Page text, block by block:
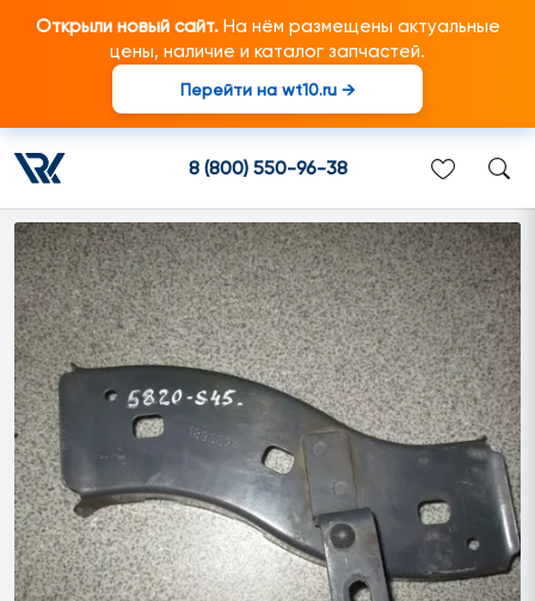
Открыли новый сайт.На нём размещены актуальные
цены, наличие и каталог запчастей.
Перейти на wt10.ru →
8 (800) 550-96-38
1895024 Направляющая
подходит для грузовиков
марки Scania/Скания